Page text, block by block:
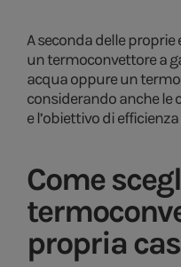
A seconda delle
un termoconvettore a
acqua oppure un
considerando anche le
e l’obiettivo di
Come
propria